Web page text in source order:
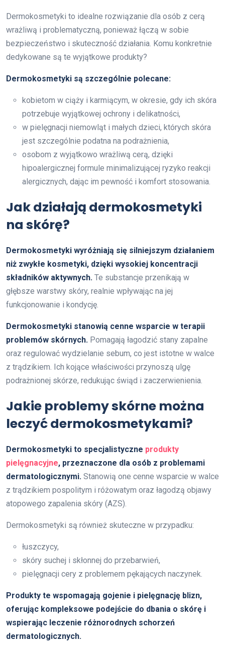
Dermokosmetyki to idealne rozwiązanie dla osób z cerą
wrażliwą i problematyczną, ponieważ łączą w sobie
bezpieczeństwo i skuteczność działania. Komu konkretnie
dedykowane są te wyjątkowe produkty?
Dermokosmetyki są szczególnie polecane:
kobietom w ciąży i karmiącym, w okresie, gdy ich skóra
potrzebuje wyjątkowej ochrony i delikatności,
w pielęgnacji niemowląt i małych dzieci, których skóra
jest szczególnie podatna na podrażnienia,
osobom z wyjątkowo wrażliwą cerą, dzięki
hipoalergicznej formule minimalizującej ryzyko reakcji
alergicznych, dając im pewność i komfort stosowania.
Jak działają dermokosmetyki
na skórę?
Dermokosmetyki wyróżniają się silniejszym działaniem
niż zwykłe kosmetyki, dzięki wysokiej koncentracji
składników aktywnych. Te substancje przenikają w
głębsze warstwy skóry, realnie wpływając na jej
funkcjonowanie i kondycję.
Dermokosmetyki stanowią cenne wsparcie w terapii
problemów skórnych. Pomagają łagodzić stany zapalne
oraz regulować wydzielanie sebum, co jest istotne w walce
z trądzikiem. Ich kojące właściwości przynoszą ulgę
podrażnionej skórze, redukując świąd i zaczerwienienia.
Jakie problemy skórne można
leczyć dermokosmetykami?
Dermokosmetyki to specjalistyczne produkty
pielęgnacyjne, przeznaczone dla osób z problemami
dermatologicznymi. Stanowią one cenne wsparcie w walce
z trądzikiem pospolitym i różowatym oraz łagodzą objawy
atopowego zapalenia skóry (AZS).
Dermokosmetyki są również skuteczne w przypadku:
łuszczycy,
skóry suchej i skłonnej do przebarwień,
pielęgnacji cery z problemem pękających naczynek.
Produkty te wspomagają gojenie i pielęgnację blizn,
oferując kompleksowe podejście do dbania o skórę i
wspierając leczenie różnorodnych schorzeń
dermatologicznych.